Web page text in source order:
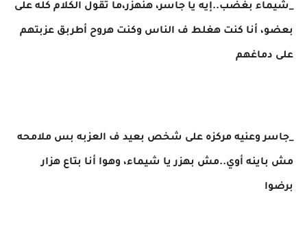
_شيماء بغضب..إيه يا جاسر، هنهزر،ما تقول الكلام كله على
بعضو، أنا كنت هغلط ف الناس وكنت هروح أطربق عزبتهم
على دماغهم
_جاسر وعنيه مركزه على شخص بعيد ف العزبه بس ملامحه
مش باينه أوي..مش بهزر يا شيماء، وهوا أنا بتاع هزار
برضوا